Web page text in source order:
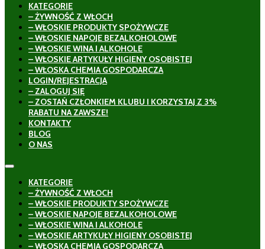
KATEGORIE
– ŻYWNOŚĆ Z WŁOCH
– WŁOSKIE PRODUKTY SPOŻYWCZE
– WŁOSKIE NAPOJE BEZALKOHOLOWE
– WŁOSKIE WINA I ALKOHOLE
– WŁOSKIE ARTYKUŁY HIGIENY OSOBISTEJ
– WŁOSKA CHEMIA GOSPODARCZA
LOGIN/REJESTRACJA
– ZALOGUJ SIĘ
– ZOSTAŃ CZŁONKIEM KLUBU I KORZYSTAJ Z 3%
RABATU NA ZAWSZE!
KONTAKTY
BLOG
O NAS
KATEGORIE
– ŻYWNOŚĆ Z WŁOCH
– WŁOSKIE PRODUKTY SPOŻYWCZE
– WŁOSKIE NAPOJE BEZALKOHOLOWE
– WŁOSKIE WINA I ALKOHOLE
– WŁOSKIE ARTYKUŁY HIGIENY OSOBISTEJ
– WŁOSKA CHEMIA GOSPODARCZA